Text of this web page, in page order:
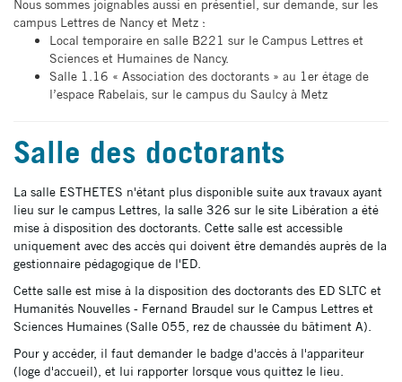
Nous sommes joignables aussi en présentiel, sur demande, sur les
campus Lettres de Nancy et Metz :
Local temporaire en salle B221 sur le Campus Lettres et
Sciences et Humaines de Nancy.
Salle 1.16 « Association des doctorants » au 1er étage de
l’espace Rabelais, sur le campus du Saulcy à Metz
Salle des doctorants
La salle ESTHETES n'étant plus disponible suite aux travaux ayant
lieu sur le campus Lettres, la salle 326 sur le site Libération a été
mise à disposition des doctorants. Cette salle est accessible
uniquement avec des accès qui doivent être demandés auprès de la
gestionnaire pédagogique de l'ED.
Cette salle est mise à la disposition des doctorants des ED SLTC et
Humanités Nouvelles - Fernand Braudel sur le Campus Lettres et
Sciences Humaines (Salle 055, rez de chaussée du bâtiment A).
Pour y accéder, il faut demander le badge d'accès à l'appariteur
(loge d'accueil), et lui rapporter lorsque vous quittez le lieu.